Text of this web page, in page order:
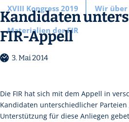
XVIII Kongress 2019 Wir über
Materialien der FIR
Kandidaten
FIR-Appell
3. Mai 2014
Die FIR hat sich mit dem Appell in
Kandidaten unterschiedlicher
Unterstützung für diese Anliegen